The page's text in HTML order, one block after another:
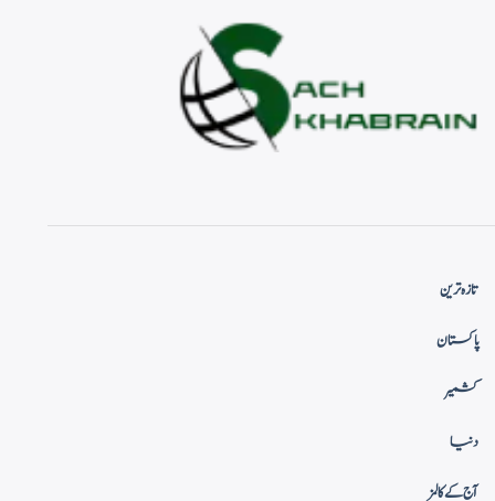
تازہ ترین
پاکستان
کشمیر
دنیا
آج کے کالمز